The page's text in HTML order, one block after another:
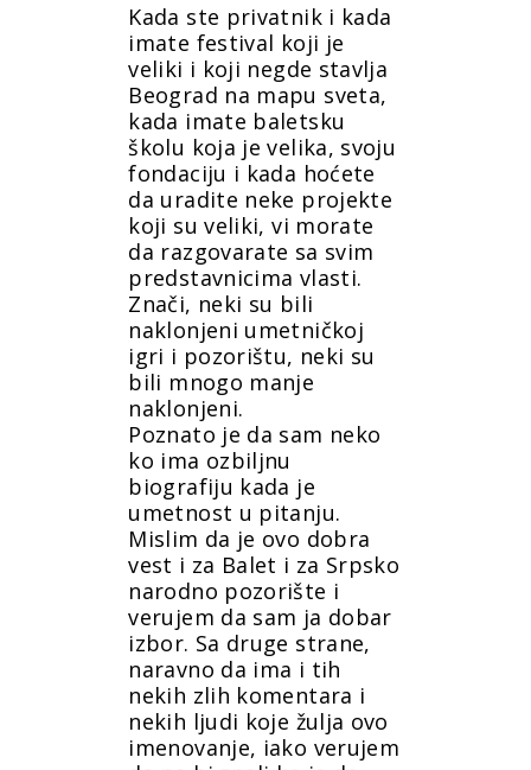
Kada ste privatnik i kada
imate festival koji je
veliki i koji negde stavlja
Beograd na mapu sveta,
kada imate baletsku
školu koja je velika, svoju
fondaciju i kada hoćete
da uradite neke projekte
koji su veliki, vi morate
da razgovarate sa svim
predstavnicima vlasti.
Znači, neki su bili
naklonjeni umetničkoj
igri i pozorištu, neki su
bili mnogo manje
naklonjeni.
Poznato je da sam neko
ko ima ozbiljnu
biografiju kada je
umetnost u pitanju.
Mislim da je ovo dobra
vest i za Balet i za Srpsko
narodno pozorište i
verujem da sam ja dobar
izbor. Sa druge strane,
naravno da ima i tih
nekih zlih komentara i
nekih ljudi koje žulja ovo
imenovanje, iako verujem